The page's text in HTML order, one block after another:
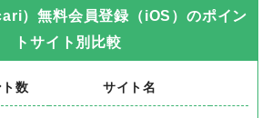
）無料会員登録（iOS） のポイン
トサイト別比較
数 サイト名